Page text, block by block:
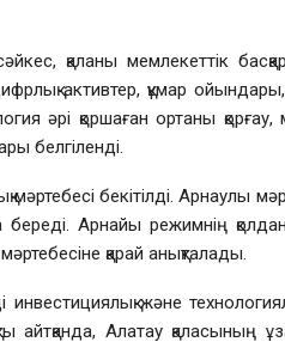
қаланы мемлекеттік
активтер, құмар
әрі қоршаған ортаны
белгіленді.
мәртебесі бекітілді. Арнаулы
Арнайы режимнің
қарай анықталады.
және
айтқанда, Алатау